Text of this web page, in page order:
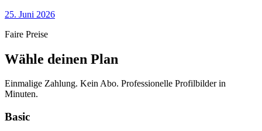
25. Juni 2026
Faire Preise
Wähle deinen Plan
Einmalige Zahlung. Kein Abo. Professionelle Profilbilder in
Minuten.
Basic